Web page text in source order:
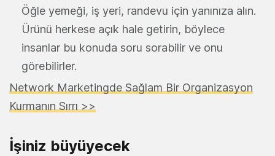
Öğle yemeği, iş yeri, randevu için yanınıza alın.
Ürünü herkese açık hale getirin, böylece
insanlar bu konuda soru sorabilir ve onu
görebilirler.
Network Marketingde Sağlam Bir Organizasyon
Kurmanın Sırrı >>
İşiniz büyüyecek